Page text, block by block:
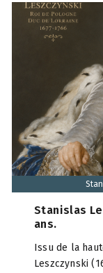
Stanislas
ans.
Issu de la
Leszczynski